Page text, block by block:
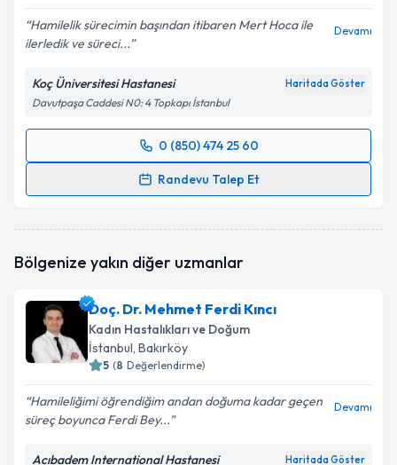
Hamilelik sürecimin başından itibaren Mert Hoca ile
ilerledik ve süreci...
Devamı
Koç Üniversitesi Hastanesi Haritada Göster
Davutpaşa Caddesi N0: 4 Topkapı İstanbul
0 (850) 474 25 60
Randevu Talep Et
Randevu Takvimi Talebi
oluşturun. Size bu uzmandan randevu almanız için bir
Kişisel verilerimin işlenmesine ilişkin
Metni'ni okudum ve kişisel verilerimin belirtilen
kapsamda işlenmesini kabul ediyorum.
Bölgenize yakın diğer uzmanlar
Doç. Dr. Mehmet Ferdi Kıncı
Kadın Hastalıkları ve Doğum
İstanbul, Bakırköy
5 (8 Değerlendirme)
Hamileliğimi öğrendiğim andan doğuma kadar geçen
süreç boyunca Ferdi Bey...
Devamı
Acıbadem International Hastanesi Haritada Göster